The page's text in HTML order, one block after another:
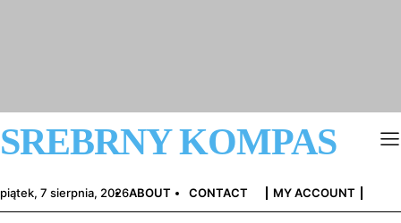
SREBRNY KOMPAS
piątek, 7 sierpnia, 2026ABOUT CONTACT MY ACCOUNT